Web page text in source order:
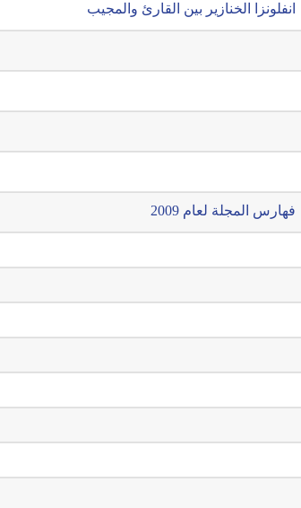
انفلونزا الخنازير بين القارئ والمجيب
فهارس المجلة لعام 2009